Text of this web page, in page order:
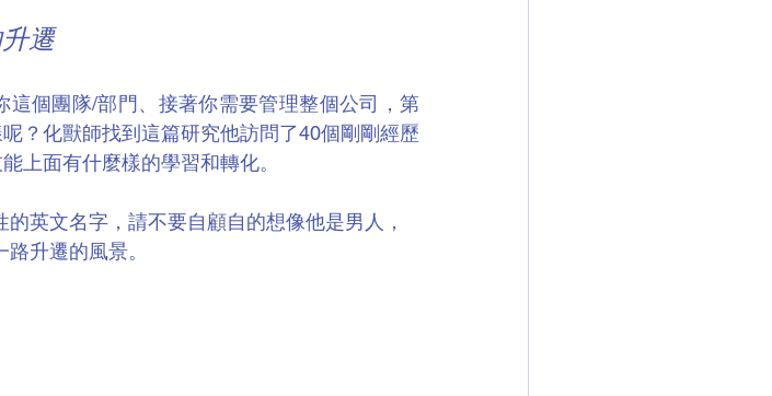
遷
個團隊/部門、接著你需要管理整個公司，第
？化獸師找到這篇研究他訪問了40個剛剛經歷
上面有什麼樣的學習和轉化。
英文名字，請不要自顧自的想像他是男人，
升遷的風景。